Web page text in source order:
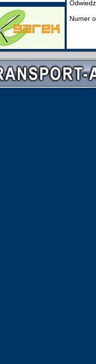
Numer